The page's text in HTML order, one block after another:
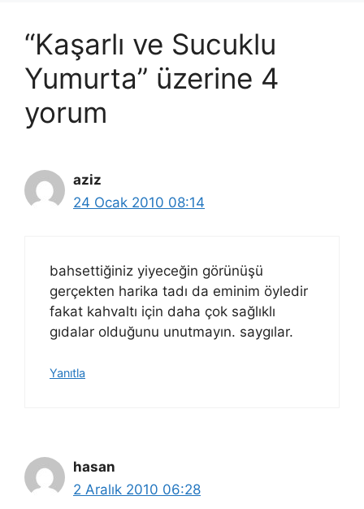
“Kaşarlı ve Sucuklu
Yumurta” üzerine 4
yorum
aziz
24 Ocak 2010 08:14
bahsettiğiniz yiyeceğin görünüşü
gerçekten harika tadı da eminim öyledir
fakat kahvaltı için daha çok sağlıklı
gıdalar olduğunu unutmayın. saygılar.
Yanıtla
hasan
2 Aralık 2010 06:28